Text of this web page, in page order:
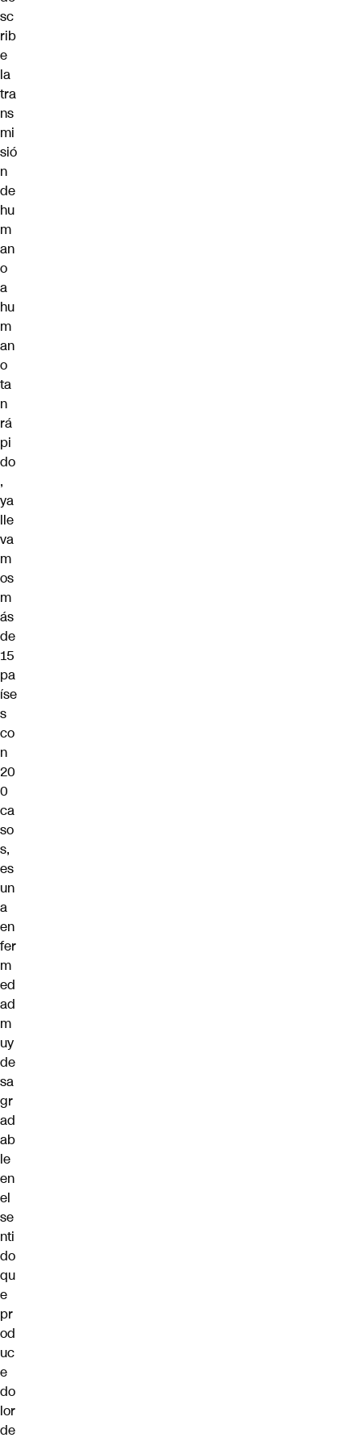
sc
rib
e
la
tra
ns
mi
sió
n
de
hu
m
an
o
a
hu
m
an
o
ta
n
rá
pi
do
,
ya
lle
va
m
os
m
ás
de
15
pa
íse
s
co
n
20
0
ca
so
s,
es
un
a
en
fer
m
ed
ad
m
uy
de
sa
gr
ad
ab
le
en
el
se
nti
do
qu
e
pr
od
uc
e
do
lor
de